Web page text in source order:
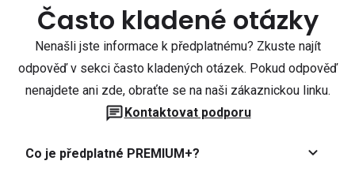
Často kladené otázky
Nenašli jste informace k předplatnému? Zkuste najít
odpověď v sekci často kladených otázek. Pokud odpověď
nenajdete ani zde, obraťte se na naši zákaznickou linku.
Kontaktovat podporu
Co je předplatné PREMIUM+?